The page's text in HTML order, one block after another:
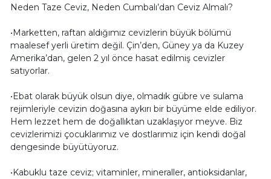
Neden Taze Ceviz, Neden Cumbalı’dan Ceviz Almalı?
•Marketten, raftan aldığımız cevizlerin büyük bölümü
maalesef yerli üretim değil. Çin’den, Güney ya da Kuzey
Amerika’dan, gelen 2 yıl önce hasat edilmiş cevizler
satıyorlar.
•Ebat olarak büyük olsun diye, olmadık gübre ve sulama
rejimleriyle cevizin doğasına aykırı bir büyüme elde ediliyor.
Hem lezzet hem de doğallıktan uzaklaşıyor meyve. Biz
cevizlerimizi çocuklarımız ve dostlarımız için kendi doğal
dengesinde büyütüyoruz.
•Kabuklu taze ceviz; vitaminler, mineraller, antioksidanlar,